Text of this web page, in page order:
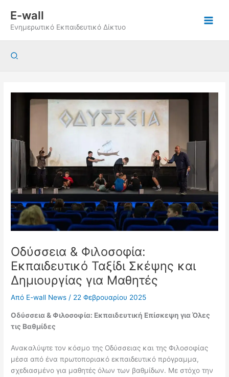
περιεχόμενο
E-wall
Ενημερωτικό Εκπαιδευτικό Δίκτυο
Αναζήτηση
Οδύσσεια & Φιλοσοφία:
Εκπαιδευτικό Ταξίδι Σκέψης και
Δημιουργίας για Μαθητές
Από E-wall News/ 22 Φεβρουαρίου 2025
Οδύσσεια & Φιλοσοφία: Εκπαιδευτική Επίσκεψη για Όλες
τις Βαθμίδες
Ανακαλύψτε τον κόσμο της Οδύσσειας και της Φιλοσοφίας
μέσα από ένα πρωτοποριακό εκπαιδευτικό πρόγραμμα,
σχεδιασμένο για μαθητές όλων των βαθμίδων. Με στόχο την